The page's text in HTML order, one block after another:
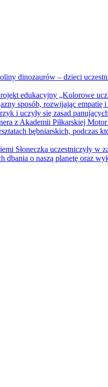
dinozaurów – dzieci
edukacyjny „Kolorowe
sposób, rozwijając empatię
i uczyły się zasad
z Akademii Piłkarskiej
bębniarskich, podczas
Słoneczka uczestniczyły w
dbania o naszą planetę oraz